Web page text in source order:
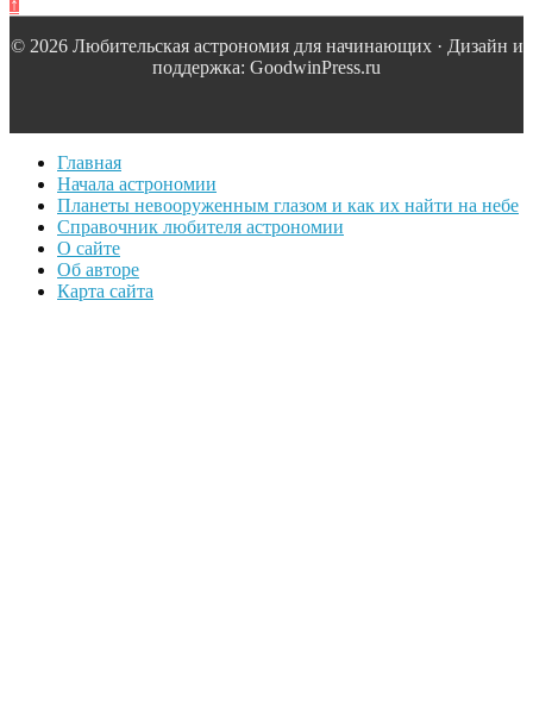
↑
© 2026 Любительская астрономия для начинающих · Дизайн и
поддержка: GoodwinPress.ru
Главная
Начала астрономии
Планеты невооруженным глазом и как их найти на небе
Справочник любителя астрономии
О сайте
Об авторе
Карта сайта